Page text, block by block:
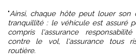
"Ainsi, chaque hôte peut louer son camping-car en toute
tranquillité : le véhicule est assuré
compris l'assurance
contre le vol, l'assurance tous
routière.